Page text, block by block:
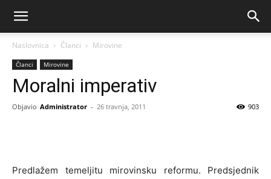
Naslovnica Članci Mirovine
Članci Mirovine
Moralni imperativ
Objavio Administrator - 26 travnja, 2011 903
Predlažem temeljitu mirovinsku reformu. Predsjednik